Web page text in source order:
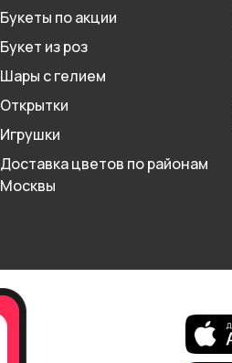
Букеты по акции
Букет из роз
Шары с гелием
Открытки
Игрушки
Доставка цветов по районам
Москвы